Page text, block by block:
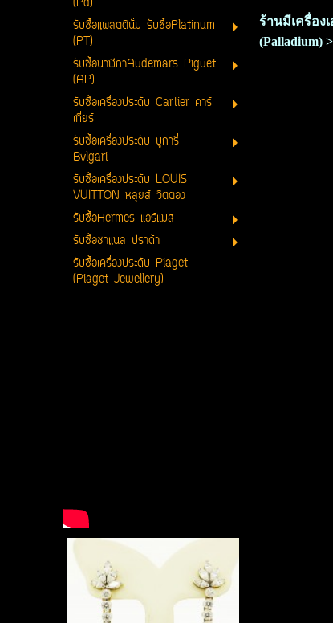
(Pd)
รับซื้อแพลตตินั่ม รับซื้อPlatinum
(PT)
รับซื้อนาฬิกาAudemars Piguet
(AP)
รับซื้อเครื่องประดับ Cartier คาร์
เที่ยร์
รับซื้อเครื่องประดับ บูการี่
Bvlgari
รับซื้อเครื่องประดับ LOUIS
VUITTON หลุยส์ วิตตอง
รับซื้อHermes แอร์แมส
รับซื้อชาแนล ปราด้า
รับซื้อเครื่องประดับ Piaget
(Piaget Jewellery)
ร้านมีเครื่อง
(Palladium)